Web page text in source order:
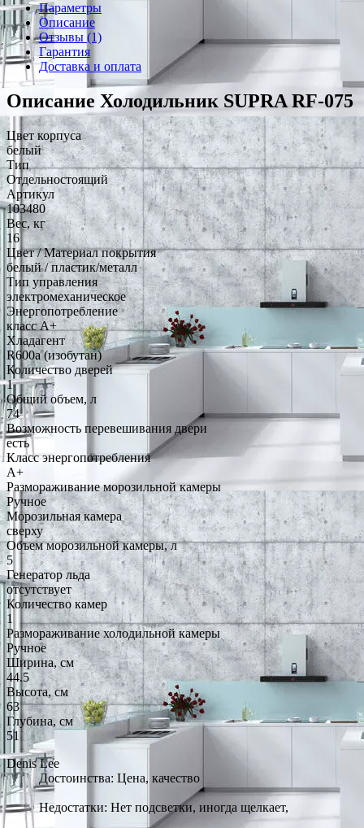
Параметры
Описание
Отзывы (1)
Гарантия
Доставка и оплата
Описание Холодильник SUPRA RF-075
Цвет корпуса
белый
Тип
Отдельностоящий
Артикул
103480
Вес, кг
16
Цвет / Материал покрытия
белый / пластик/металл
Тип управления
электромеханическое
Энергопотребление
класс A+
Хладагент
R600a (изобутан)
Количество дверей
1
Общий объем, л
74
Возможность перевешивания двери
есть
Класс энергопотребления
A+
Размораживание морозильной камеры
Ручное
Морозильная камера
сверху
Объем морозильной камеры, л
5
Генератор льда
отсутствует
Количество камер
1
Размораживание холодильной камеры
Ручное
Ширина, см
44.5
Высота, см
63
Глубина, см
51
Denis Lee
Достоинства: Цена, качество
Недостатки: Нет подсветки, иногда щелкает,